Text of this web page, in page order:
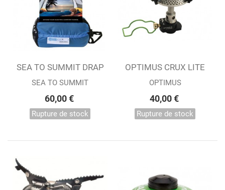
SEA TO SUMMIT DRAP
DE SAC...
SEA TO SUMMIT
60,00 €
Rupture de stock
OPTIMUS CRUX LITE
OPTIMUS
40,00 €
Rupture de stock